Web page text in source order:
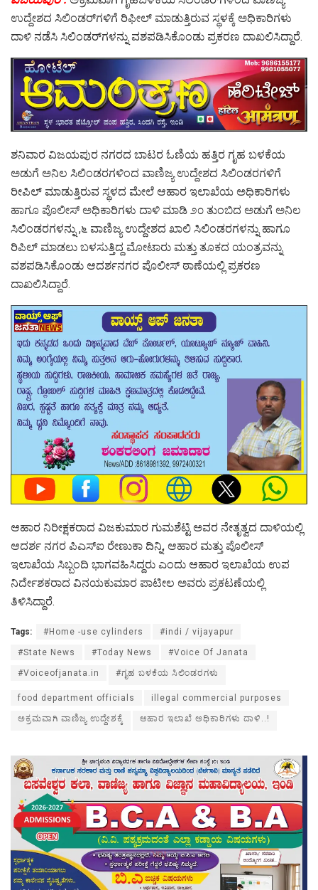
ಉದ್ದೇಶದ ಸಿಲಿಂಡರ್‌ಗಳಿಗೆ ರಿಫೀಲ್ ಮಾಡುತ್ತಿರುವ ಸ್ಥಳಕ್ಕೆ ಅಧಿಕಾರಿಗಳು
ದಾಳಿ ನಡೆಸಿ ಸಿಲಿಂಡರ್‌ಗಳನ್ನು ವಶಪಡಿಸಿಕೊಂಡು ಪ್ರಕರಣ ದಾಖಲಿಸಿದ್ದಾರೆ.
ಶನಿವಾರ ವಿಜಯಪುರ ನಗರದ ಬಾಟರ ಓಣಿಯ ಹತ್ತಿರ ಗೃಹ ಬಳಕೆಯ
ಅಡುಗೆ ಅನಿಲ ಸಿಲಿಂಡರಗಳಿಂದ ವಾಣಿಜ್ಯ ಉದ್ದೇಶದ ಸಿಲಿಂಡರಗಳಿಗೆ
ರೀಪಿಲ್ ಮಾಡುತ್ತಿರುವ ಸ್ಥಳದ ಮೇಲೆ ಆಹಾರ ಇಲಾಖೆಯ ಅಧಿಕಾರಿಗಳು
ಹಾಗೂ ಪೊಲೀಸ್ ಅಧಿಕಾರಿಗಳು ದಾಳಿ ಮಾಡಿ ೨೦ ತುಂಬಿದ ಅಡುಗೆ ಅನಿಲ
ಸಿಲಿಂಡರಗಳನ್ನು ,೬ ವಾಣಿಜ್ಯ ಉದ್ದೇಶದ ಖಾಲಿ ಸಿಲಿಂಡರಗಳನ್ನು ಹಾಗೂ
ರಿಪಿಲ್ ಮಾಡಲು ಬಳಸುತ್ತಿದ್ದ ಮೋಟಾರು ಮತ್ತು ತೂಕದ ಯಂತ್ರವನ್ನು
ವಶಪಡಿಸಿಕೊಂಡು ಆದರ್ಶನಗರ ಪೊಲೀಸ್ ಠಾಣೆಯಲ್ಲಿ ಪ್ರಕರಣ
ದಾಖಲಿಸಿದ್ದಾರೆ.
ಆಹಾರ ನಿರೀಕ್ಷಕರಾದ ವಿಜಕುಮಾರ ಗುಮಶೆಟ್ಟಿ ಅವರ ನೇತೃತ್ವದ ದಾಳಿಯಲ್ಲಿ
ಆದರ್ಶ ನಗರ ಪಿಎಸ್‌ಐ ರೇಣುಕಾ ದಿನ್ನಿ, ಆಹಾರ ಮತ್ತು ಪೊಲೀಸ್
ಇಲಾಖೆಯ ಸಿಬ್ಬಂದಿ ಭಾಗವಹಿಸಿದ್ದರು ಎಂದು ಆಹಾರ ಇಲಾಖೆಯ ಉಪ
ನಿರ್ದೇಶಕರಾದ ವಿನಯಕುಮಾರ ಪಾಟೀಲ ಅವರು ಪ್ರಕಟಣೆಯಲ್ಲಿ
ತಿಳಿಸಿದ್ದಾರೆ.
Tags: #Home -use cylinders #indi / vijayapur
#State News #Today News #Voice Of Janata
#Voiceofjanata.in #ಗೃಹ ಬಳಕೆಯ ಸಿಲಿಂಡರಗಳು
food department officials illegal commercial purposes
ಅಕ್ರಮವಾಗಿ ವಾಣಿಜ್ಯ ಉದ್ದೇಶಕ್ಕೆ ಆಹಾರ ಇಲಾಖೆ ಅಧಿಕಾರಿಗಳು ದಾಳಿ..!